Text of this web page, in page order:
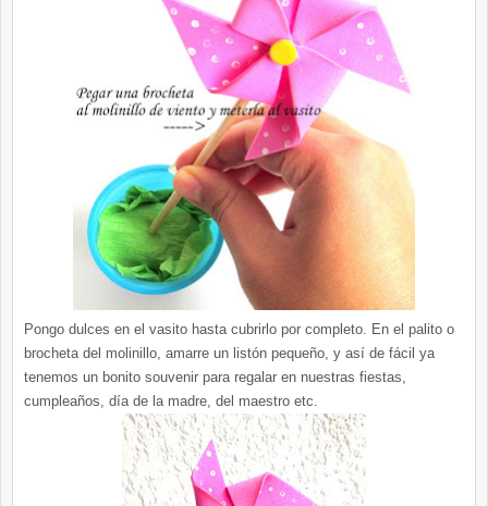
Pongo dulces en el vasito hasta cubrirlo por completo. En el palito o
brocheta del molinillo, amarre un listón pequeño, y así de fácil ya
tenemos un bonito souvenir para regalar en nuestras fiestas,
cumpleaños, día de la madre, del maestro etc.